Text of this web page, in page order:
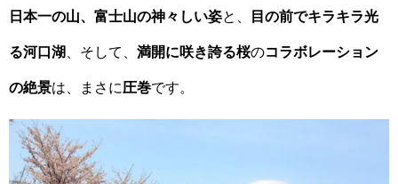
日本一の山、富士山の神々しい姿と、 目の前でキラキラ光
る河口湖 、そして、 満開に咲き誇る桜のコラボレーション
の絶景は、まさに圧巻です。